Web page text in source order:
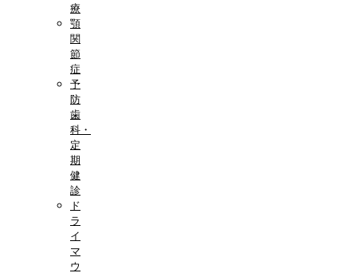
療
顎
関
節
症
予
防
歯
科・
定
期
健
診
ド
ラ
イ
マ
ウ